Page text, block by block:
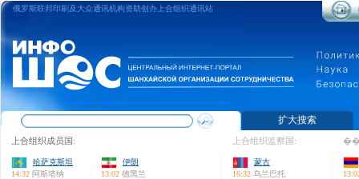
俄罗斯联邦印刷及大众通讯机构资助创办上合组织通讯站
扩大搜索
上合组织成员国:
哈萨克斯坦
14:32 阿斯塔纳
伊朗
13:02 德黑兰
上合组织监察国:
蒙古
16:32 乌兰巴托